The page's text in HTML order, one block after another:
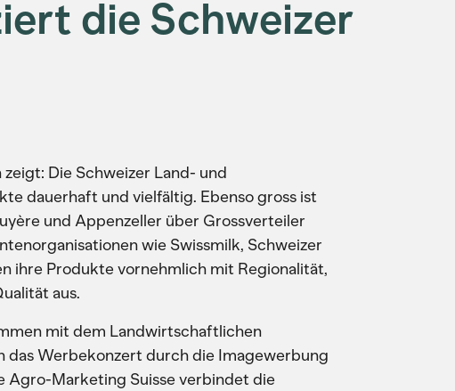
die Schweizer
Die Schweizer Land- und
dauerhaft und vielfältig. Ebenso gross ist
und Appenzeller über Grossverteiler
wie Swissmilk, Schweizer
ihre Produkte vornehmlich mit Regionalität,
aus.
mit dem Landwirtschaftlichen
das Werbekonzert durch die Imagewerbung
Agro-Marketing Suisse verbindet die